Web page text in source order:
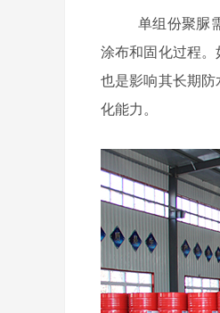
单组份聚脲
涂布和固化过程
也是影响其长期
化能力。